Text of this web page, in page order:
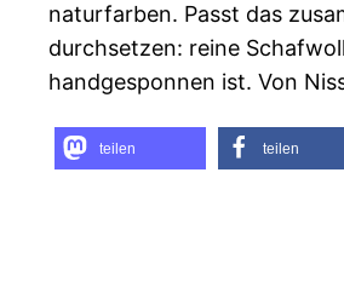
naturfarben. Passt das
durchsetzen: reine
handgesponnen ist. Von
teilen teilen